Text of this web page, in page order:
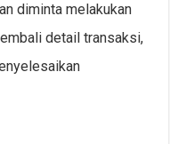
diminta melakukan
detail transaksi,